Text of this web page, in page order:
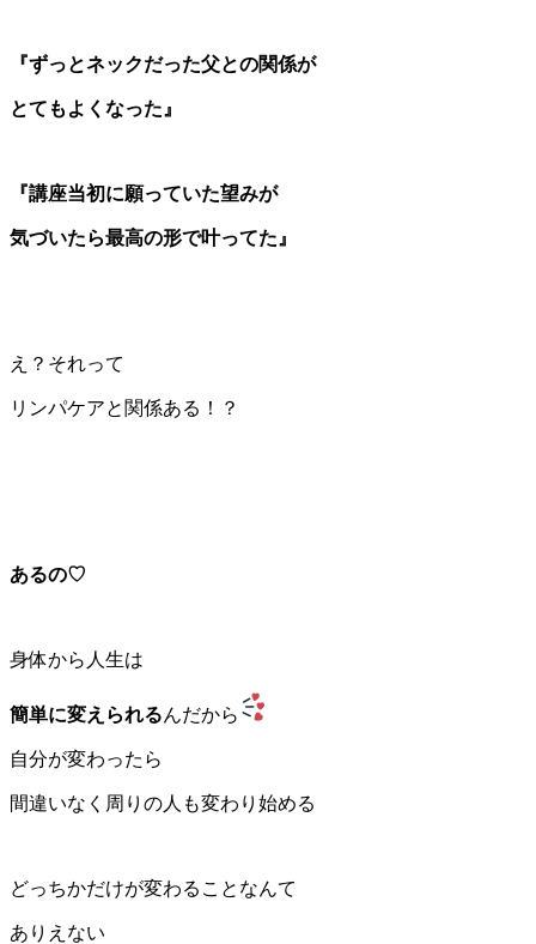
『ずっとネックだった父との関係が
とてもよくなった』
『講座当初に願っていた望みが
気づいたら最高の形で叶ってた』
え？それって
リンパケアと関係ある！？
あるの♡
身体から人生は
簡単に変えられるんだから
自分が変わったら
間違いなく周りの人も変わり始める
どっちかだけが変わることなんて
ありえない